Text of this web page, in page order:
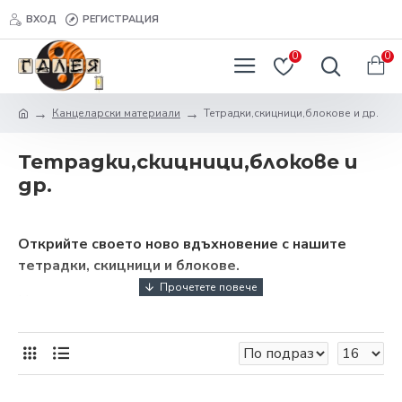
ВХОД РЕГИСТРАЦИЯ
0 0
Канцеларски материали Тетрадки,скицници,блокове и др.
Тетрадки,скицници,блокове и
др.
Открийте своето ново вдъхновение с нашите
тетрадки, скицници и блокове.
Няма значение дали сте ученик, студент, художник
таланти. Ние – от онлайн магазин за домашни
потреби Галея, сме си поставили за цел да Ви